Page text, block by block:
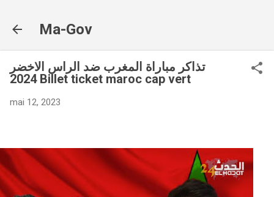
Ma-Gov
تذاكر مباراة المغرب ضد الراس الاخضر
2024 Billet ticket maroc cap vert
mai 12, 2023